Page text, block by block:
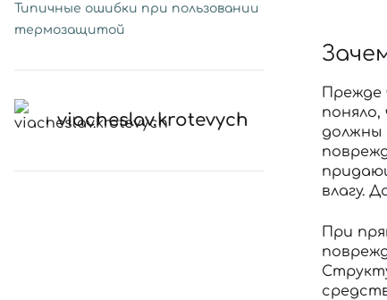
Типичные ошибки при пользовании
термозащитой
viacheslav.krotevych
Прежде
должны
влагу.
При